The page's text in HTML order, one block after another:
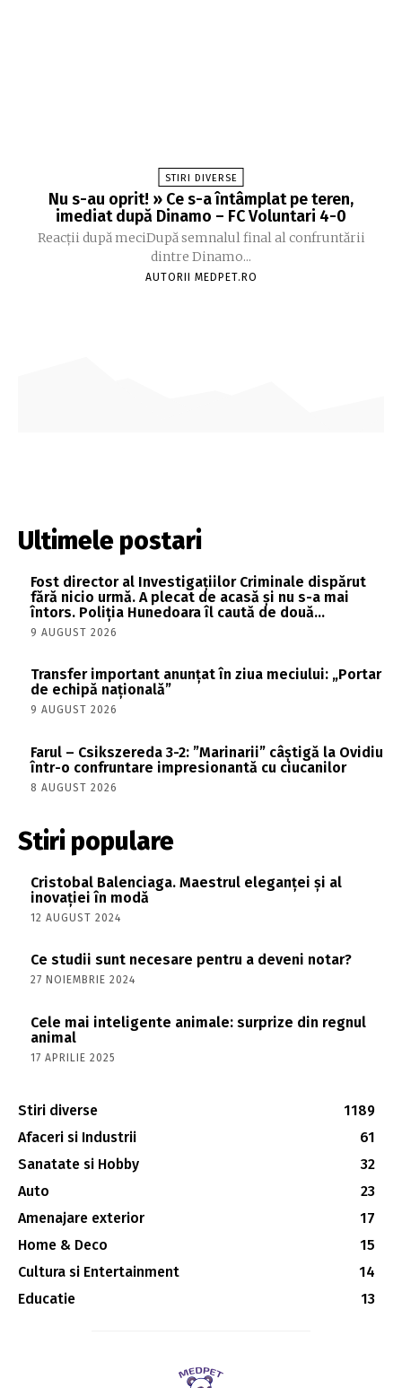
STIRI DIVERSE
Nu s-au oprit! » Ce s-a întâmplat pe teren,
imediat după Dinamo – FC Voluntari 4-0
Reacții după meciDupă semnalul final al confruntării
dintre Dinamo...
AUTORII MEDPET.RO
Ultimele postari
Fost director al Investigațiilor Criminale dispărut
fără nicio urmă. A plecat de acasă și nu s-a mai
întors. Poliția Hunedoara îl caută de două...
9 AUGUST 2026
Transfer important anunțat în ziua meciului: „Portar
de echipă națională”
9 AUGUST 2026
Farul – Csikszereda 3-2: ”Marinarii” câștigă la Ovidiu
într-o confruntare impresionantă cu ciucanilor
8 AUGUST 2026
Stiri populare
Cristobal Balenciaga. Maestrul eleganței și al
inovației în modă
12 AUGUST 2024
Ce studii sunt necesare pentru a deveni notar?
27 NOIEMBRIE 2024
Cele mai inteligente animale: surprize din regnul
animal
17 APRILIE 2025
Stiri diverse
1189
Afaceri si Industrii
61
Sanatate si Hobby
32
Auto
23
Amenajare exterior
17
Home & Deco
15
Cultura si Entertainment
14
Educatie
13